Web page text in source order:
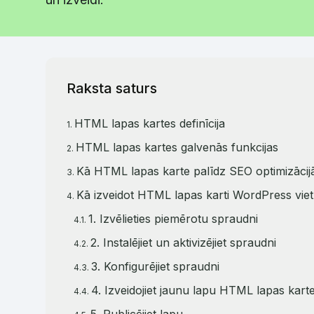
Raksta saturs
HTML lapas kartes definīcija
HTML lapas kartes galvenās funkcijas
Kā HTML lapas karte palīdz SEO
Kā izveidot HTML lapas karti WordPress
1. Izvēlieties piemērotu spraudni
2. Instalējiet un aktivizējiet spraudni
3. Konfigurējiet spraudni
4. Izveidojiet jaunu lapu HTML lapas